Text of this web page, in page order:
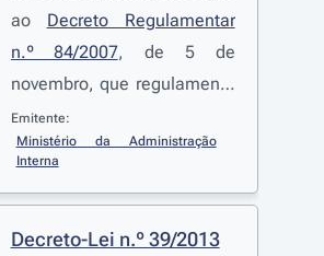
ao Decreto Regulamentar
n.º 84/2007, de 5 de
novembro, que regulamenta
aLei n.º 23/2007
julho, que aprova o regime
saída e afastamento de
cidadãos estrangeiros do
Emitente:
Ministério da Administração
Interna
Decreto-Lei n.º 39/2013